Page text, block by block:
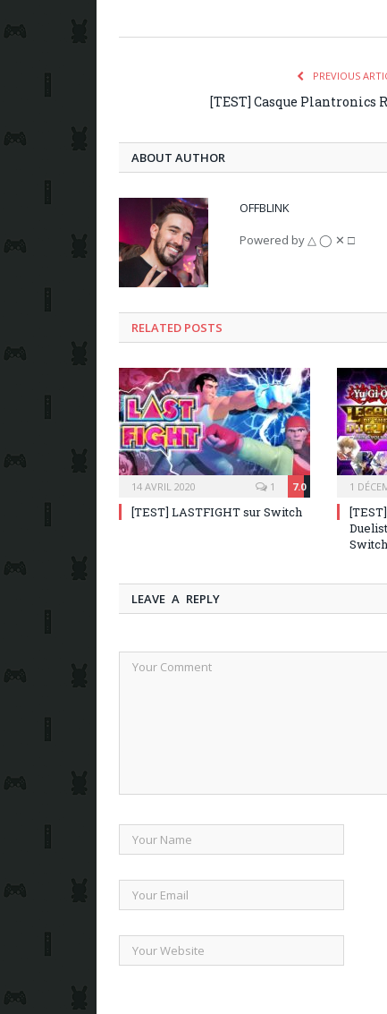
PREVIOUS
[TEST] Casque Plantronics
ABOUT AUTHOR
OFFBLINK
Powered by △ ◯ ✕ □
RELATED POSTS
14 AVRIL 2020 7.0
1
[TEST] LASTFIGHT sur Switch
1
Switch
LEAVE A REPLY